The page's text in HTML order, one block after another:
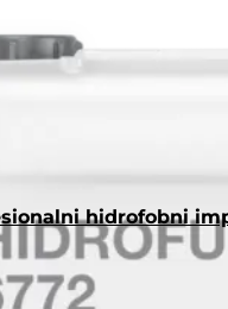
hidrofobni